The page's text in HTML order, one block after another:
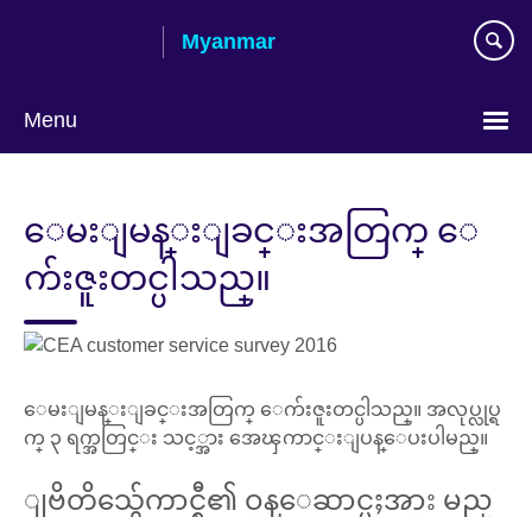
Myanmar
Menu
language
ေမးျမန္းျခင္းအတြက္ ေ
က်းဇူးတင္ပါသည္။
ေမးျမန္းျခင္းအတြက္ ေက်းဇူးတင္ပါသည္။ အလုပ္လုပ္ရ
က္ ၃ ရက္အတြင္း သင့္အား အေၾကာင္းျပန္ေပးပါမည္။
ျဗိတိသွ်ေကာင္စီ၏ ဝန္ေဆာင္မႈအား မည္